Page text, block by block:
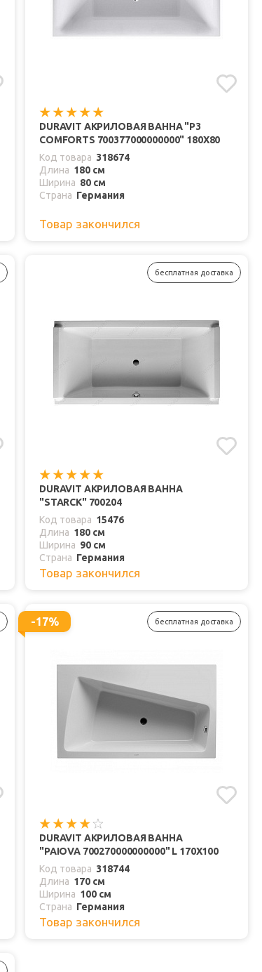
DURAVIT АКРИЛОВАЯ ВАННА "P3
COMFORTS 700377000000000" 180Х80
Код товара 318674
Длина 180 см
Ширина 80 см
Страна Германия
Товар закончился
бесплатная доставка
DURAVIT АКРИЛОВАЯ ВАННА
"STARCK" 700204
Код товара 15476
Длина 180 см
Ширина 90 см
Страна Германия
Товар закончился
-17% бесплатная доставка
DURAVIT АКРИЛОВАЯ ВАННА
"PAIOVA 700270000000000" L 170Х100
Код товара 318744
Длина 170 см
Ширина 100 см
Страна Германия
Товар закончился